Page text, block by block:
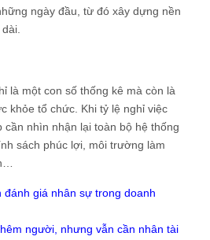
ngày đầu, từ đó xây dựng nền
là một con số thống kê mà còn là
khỏe tổ chức. Khi tỷ lệ nghỉ việc
cần nhìn nhận lại toàn bộ hệ thống
sách phúc lợi, môi trường làm
đánh giá nhân sự trong doanh
người, nhưng vẫn cần nhân tài